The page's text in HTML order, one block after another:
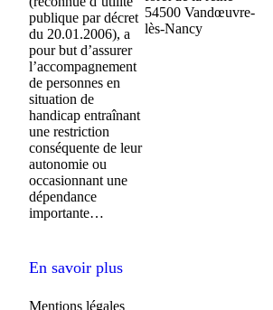
publique par décret
du 20.01.2006), a
pour but d’assurer
l’accompagnement
de personnes en
situation de
handicap entraînant
une restriction
conséquente de leur
autonomie ou
occasionnant une
dépendance
importante…
En savoir plus
54500 Vandœuvre-
lès-Nancy
Mentions légales